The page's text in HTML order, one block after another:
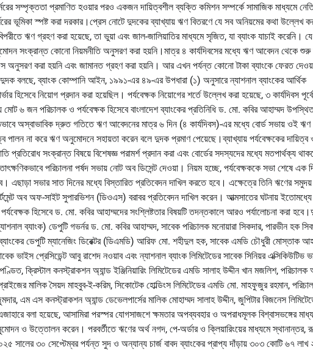
সম্পৃক্ততা প্রমাণিত হওয়ার পরও একজন দায়িত্বশীল ব্যক্তি কমিশন সম্পর্কে সামাজিক মাধ্যমে
ভূমিকা স্পষ্ট করা দরকার।প্রেস নোটে দুদকের ব্যাখ্যায় ঋণ বিতরণে যে সব অনিয়মের কথা উল্লেখ
ঋণ গ্রহণ করা হয়েছে, তা ভুয়া এবং জাল-জালিয়াতির মাধ্যমে সৃজিত, যা ব্যাংক যাচাই করেনি। যে
সংক্রান্ত কোনো নিয়মনীতি অনুসরণ করা হয়নি।মাত্র ৪ কার্যদিবসের মধ্যে ঋণ আবেদন থেকে শুরু
অনুসরণ করা হয়নি এবং জামানত গ্রহণ করা হয়নি। আর এখন পর্যন্ত কোনো টাকা ব্যাংকে ফেরত
দুদক বলছে, ব্যাংক কোম্পানি আইন, ১৯৯১-এর ৪৯-এর উপধারা (১) অনুসারে ন্যাশনাল ব্যাংকের আর্থিক
হিসেবে নিয়োগ প্রদান করা হয়েছিল। পর্যবেক্ষক নিয়োগের শর্তে উল্লেখ করা হয়েছে, ৩ কার্যদিবস
৬ জন পরিচালক ও পর্যবেক্ষক হিসেবে বাংলাদেশ ব্যাংকের প্রতিনিধি ড. মো. কবির আহাম্মদ
অস্বাভাবিক দ্রুত গতিতে ঋণ আবেদনের মাত্র ৬ দিন (৪ কার্যদিবস)-এর মধ্যে বোর্ড সভায় ওই ঋণ
না করে ঋণ অনুমোদনে সহায়তা করেন বলে দুদক প্রমাণ পেয়েছে।ব্যাখ্যায় পর্যবেক্ষকের দায়িত্ব
প্রতিরোধ সংক্রান্ত বিষয়ে বিশেষজ্ঞ পরামর্শ প্রদান করা এবং বোর্ডের সদস্যদের মধ্যে মতপার্থক্য
পরিচালনা পর্ষদ সভায় নোট অব ডিসেন্ট দেওয়া। নিয়ম হচ্ছে, পর্যবেক্ষককে সভা শেষে এক
এছাড়া সভার সাত দিনের মধ্যে বিস্তারিত প্রতিবেদন দাখিল করতে হবে। এক্ষেত্রে তিনি ঋণের
অব অফ-সাইট সুপারভিশন (ডিওএস) বরাবর প্রতিবেদন দাখিল করেন। আত্মসাতের ঘটনায় ইতোমধ্যে
হিসেবে ড. মো. কবির আহাম্মদের সংশ্লিষ্টতার বিষয়টি তদন্তকালে আরও পর্যালোচনা করা
ব্যাংক) ডেপুটি গভর্নর ড. মো. কবির আহাম্মদ, সাবেক পরিচালক মনোয়ারা সিকদার, পারভীন হক
ডেপুটি ম্যানেজিং ডিরেক্টর (ডিএমডি) আরিফ মো. শহীদুল হক, সাবেক এমডি চৌধুরী মোস্তাক
প্রেসিডেন্ট আবু রাশেদ নওয়াব এবং ন্যাশনাল ব্যাংক লিমিটেডের সাবেক সিনিয়র এক্সিকিউটিভ
ক্রিস্টাল কনস্ট্রাকশন অ্যান্ড ইঞ্জিনিয়ারিং লিমিটেডের এমডি সালাহ উদ্দীন খান মজলিশ, পরিচালক
মালিক সৈয়দ মাহবুব-ই-করিম, সিকোটেক হোল্ডিংস লিমিটেডের এমডি মো. মাহফুজুর রহমান,
এম এস কনস্ট্রাকশন অ্যান্ড ডেভেলপার্সের মালিক মোহাম্মদ সালাহ উদ্দীন, জুপিটার বিজনেস
বলা হয়েছে, আসামিরা পরস্পর যোগসাজশে ক্ষমতার অপব্যবহার ও অপরাধমূলক বিশ্বাসভঙ্গের
ও উত্তোলন করেন। পরবর্তীতে ঋণের অর্থ নগদ, পে-অর্ডার ও ক্লিয়ারিংয়ের মাধ্যমে স্থানান্তর,
৩০ সেপ্টেম্বর পর্যন্ত সুদ ও অন্যান্য চার্জ বাবদ ব্যাংকের প্রাপ্য দাঁড়ায় ৩০৩ কোটি ৬৭ লাখ